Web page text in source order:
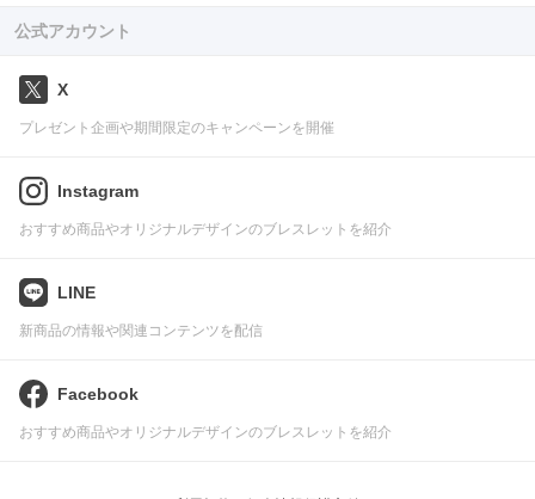
公式アカウント
X
プレゼント企画や期間限定のキャンペーンを開催
Instagram
おすすめ商品やオリジナルデザインのブレスレットを紹介
LINE
新商品の情報や関連コンテンツを配信
Facebook
おすすめ商品やオリジナルデザインのブレスレットを紹介